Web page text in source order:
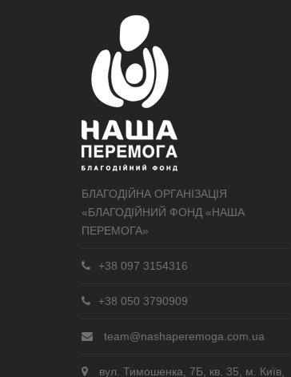
БЛАГОДІЙНА ОРГАНІЗАЦІЯ
«БЛАГОДІЙНИЙ ФОНД «НАША
ПЕРЕМОГА»
+38 097 3154316
+38 050 3790909
team@nashaperemoga.com.ua
вул. Тимошенка, 7Б, кв. 35, м. Київ,